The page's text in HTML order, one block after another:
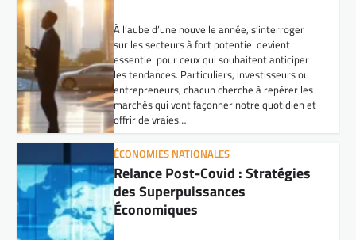
La pandémie de Covid-19 a bouleversé
l’économie mondiale comme jamais
auparavant. Les grandes puissances ont dû
repenser leurs stratégies pour relancer leurs
économies respectives. Aujourd’hui, nous
assistons à une véritable course à la reprise
entre les États-Unis, la Chine et…
MARCHÉS FINANCIERS FRANÇAIS
Top 5 des secteurs d’avenir en IA
et tech verte pour investir
intelligemment